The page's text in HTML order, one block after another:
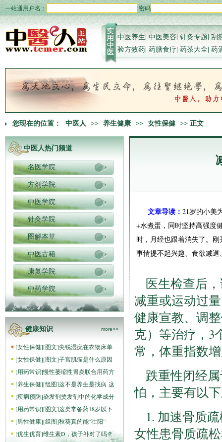
一站通用户名： 密码
中医养生|中医美容|针灸专题|刮
验方效药| 药膳食疗| 药茶大全| 药
您现在的位置： 中医人 >> 养生健康 >> 女性保健 >> 正文
中医人热门频道
名医学院
方剂学院
中医学院
针灸学院
图解本草
中医古籍
康复学院
中药学院
健康知识 more>>
[女性保健][图文]尖锐湿疣在衣物床单
[女性保健][图文]子宫肌瘤是什么原因
[用药常识]慢性萎缩性胃炎联合用药方
[养生保健][组图]这不是养生是找病 这
[疾病预防]染发剂烫发剂中的化学成分
[用药常识][图文]这类常备药18岁以下
[男性健康][组图]秋葵真的能“壮阳”
[优生优育]维生素D，孩子补对了吗？
文章导读： 21岁的小美
+水煮蛋，同时坚持高强度
时，月经也跟着消失了。
事情提不起兴趣、食欲减
医生检查后
减重或运动过
健康宣教、调
克）等治疗，3
常，体重指数
跌重性闭经
怕，主要有以
1. 加速骨质
女性患骨质疏